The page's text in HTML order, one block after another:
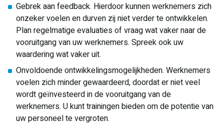
Gebrek aan feedback. Hierdoor kunnen werknemers zich
onzeker voelen en durven zij niet verder te ontwikkelen.
Plan regelmatige evaluaties of vraag wat vaker naar de
vooruitgang van uw werknemers. Spreek ook uw
waardering wat vaker uit.
Onvoldoende ontwikkelingsmogelijkheden. Werknemers
voelen zich minder gewaardeerd, doordat er niet veel
wordt geïnvesteerd in de vooruitgang van de
werknemers. U kunt trainingen bieden om de potentie van
uw personeel te vergroten.